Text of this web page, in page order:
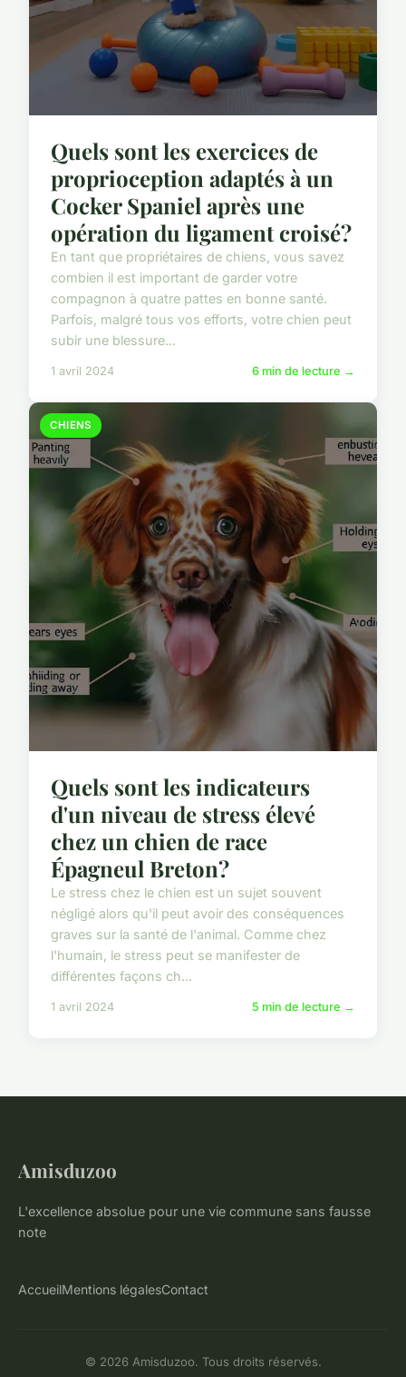
Quels sont les exercices de
proprioception adaptés à un
Cocker Spaniel après une
opération du ligament croisé?
En tant que propriétaires de chiens, vous savez
combien il est important de garder votre
compagnon à quatre pattes en bonne santé.
Parfois, malgré tous vos efforts, votre chien peut
subir une blessure...
1 avril 2024 6 min de lecture →
CHIENS
Quels sont les indicateurs
d'un niveau de stress élevé
chez un chien de race
Épagneul Breton?
Le stress chez le chien est un sujet souvent
négligé alors qu'il peut avoir des conséquences
graves sur la santé de l'animal. Comme chez
l'humain, le stress peut se manifester de
différentes façons ch...
1 avril 2024 5 min de lecture →
Amisduzoo
L'excellence absolue pour une vie commune sans fausse
note
AccueilMentions légalesContact
© 2026 Amisduzoo. Tous droits réservés.